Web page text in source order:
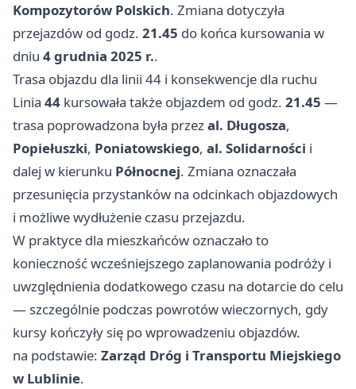
Kompozytorów Polskich. Zmiana dotyczyła
przejazdów od godz. 21.45 do końca kursowania w
dniu 4 grudnia 2025 r..
Trasa objazdu dla linii 44 i konsekwencje dla ruchu
Linia 44 kursowała także objazdem od godz. 21.45 —
trasa poprowadzona była przezal. Długosza,
Popiełuszki, Poniatowskiego, al. Solidarności i
dalej w kierunku Północnej. Zmiana oznaczała
przesunięcia przystanków na odcinkach objazdowych
i możliwe wydłużenie czasu przejazdu.
W praktyce dla mieszkańców oznaczało to
konieczność wcześniejszego zaplanowania podróży i
uwzględnienia dodatkowego czasu na dotarcie do celu
— szczególnie podczas powrotów wieczornych, gdy
kursy kończyły się po wprowadzeniu objazdów.
na podstawie: Zarząd Dróg i Transportu Miejskiego
w Lublinie.